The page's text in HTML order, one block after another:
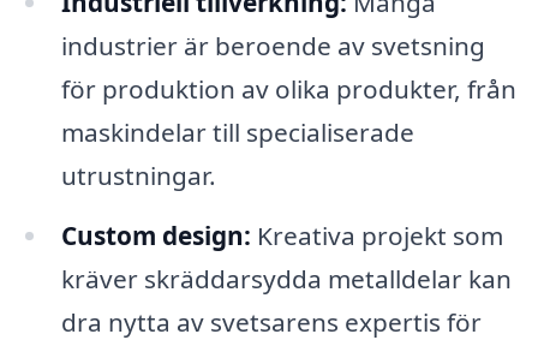
industrier är beroende av svetsning
för produktion av olika produkter, från
maskindelar till specialiserade
utrustningar.
Custom design: Kreativa projekt som
kräver skräddarsydda metalldelar kan
dra nytta av svetsarens expertis för